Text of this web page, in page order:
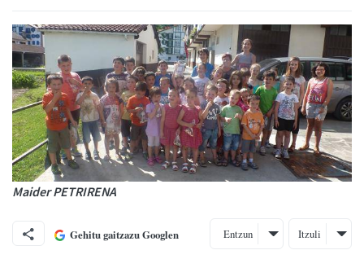
Maider PETRIRENA
Gehitu gaitzazu Googlen Entzun Itzuli